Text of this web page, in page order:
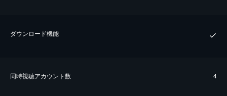
ダウンロード機能
同時視聴アカウント数 4